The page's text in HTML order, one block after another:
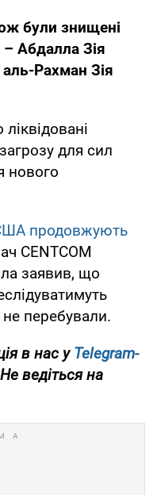
були знищені
Абдалла Зія
Рахман Зія
для сил
нового
продовжують
CENTCOM
заявив, що
не перебували.
в нас уTelegram-
ведіться на